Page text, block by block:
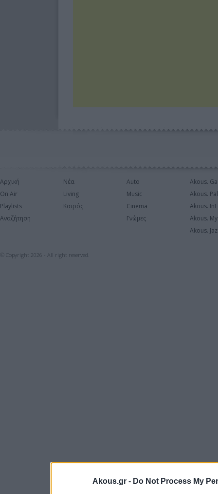
Akous.gr - Do Not Process My
Αρχική
On Air
Playlists
Αναζήτηση
Νέα
Living
Καιρός
Auto
Music
Cinema
Γνώμες
Akous.
Akous.
Akous.
Akous.
Akous.
© Copyright 2026 - All right reserved.